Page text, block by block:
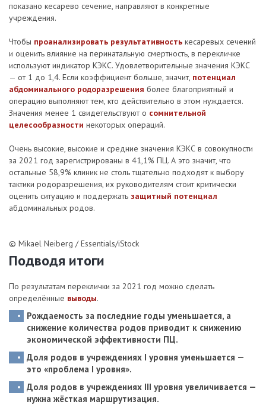
показано кесарево сечение, направляют в конкретные
учреждения.
Чтобы проанализировать результативность кесаревых сечений
и оценить влияние на перинатальную смертность, в перекличке
используют индикатор КЭКС. Удовлетворительные значения КЭКС
— от 1 до 1,4. Если коэффициент больше, значит, потенциал
абдоминального родоразрешения более благоприятный и
операцию выполняют тем, кто действительно в этом нуждается.
Значения менее 1 свидетельствуют о сомнительной
целесообразности некоторых операций.
Очень высокие, высокие и средние значения КЭКС в совокупности
за 2021 год зарегистрированы в 41,1% ПЦ. А это значит, что
остальные 58,9% клиник не столь тщательно подходят к выбору
тактики родоразрешения, их руководителям стоит критически
оценить ситуацию и поддержать защитный потенциал
абдоминальных родов.
© Mikael Neiberg / Essentials/iStock
Подводя итоги
По результатам переклички за 2021 год можно сделать
определённые выводы.
Рождаемость за последние годы уменьшается, а
снижение количества родов приводит к снижению
экономической эффективности ПЦ.
Доля родов в учреждениях I уровня уменьшается —
это «проблема I уровня».
Доля родов в учреждениях III уровня увеличивается —
нужна жёсткая маршрутизация.